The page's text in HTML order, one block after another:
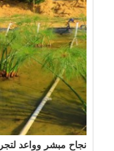
نجاح مبشر وواعد